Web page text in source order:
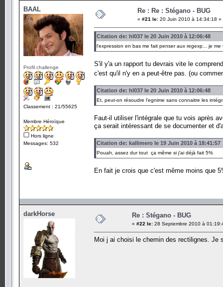
BAAL
Profil challenge
Classement : 21/55625
Membre Héroïque
Hors ligne
Messages: 532
Re : Re : Stégano - BUG
« #21 le: 20 Juin 2010 à 14:34:18 »
Citation de: hl037 le 20 Juin 2010 à 12:06:48
l'expression en bas me fait penser aux regexp... je
S'il y'a un rapport tu devrais vite le
c'est qu'il n'y en a peut-être pas. (ou
Citation de: hl037 le 20 Juin 2010 à 12:06:48
Et, peut-on résoudre l'egnime sans connaitre les
Faut-il utiliser l'intégrale que tu vois après
ça serait intéressant de se documenter et
Citation de: kallimero le 19 Juin 2010 à 18:41:57
Pouah, assez dur tout ça même si j'ai déjà fait 5%
En fait je crois que c'est même moins que
darkHorse Re : Stégano - BUG
« #22 le: 28 Septembre 2010 à
Moi j ai choisi le chemin des rectilignes. Je